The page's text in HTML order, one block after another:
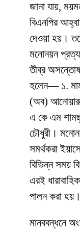
জানা যায়,
বিএনপির
দেওয়া হয়।
মনোনয়ন
তীব্র অসন্তোষ
হলেন— ১.
(অব)
এ কে এম
চৌধুরী।
সমর্থকরা
বিভিন্ন সময়
এরই
পালন করা হয়।
মানববন্ধনে